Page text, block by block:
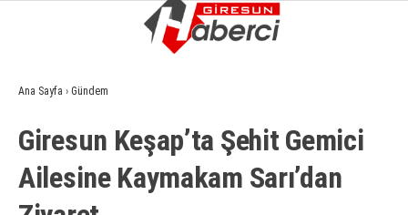
GÜNDEM
EKONOMI
Ana Sayfa › Gündem
Giresun Keşap’ta Şehit Gemici
Ailesine Kaymakam Sarı’dan